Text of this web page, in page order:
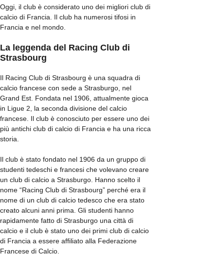
Oggi, il club è considerato uno dei migliori club di
calcio di Francia. Il club ha numerosi tifosi in
Francia e nel mondo.
La leggenda del Racing Club di
Strasbourg
Il Racing Club di Strasbourg è una squadra di
calcio francese con sede a Strasburgo, nel
Grand Est. Fondata nel 1906, attualmente gioca
in Ligue 2, la seconda divisione del calcio
francese. Il club è conosciuto per essere uno dei
più antichi club di calcio di Francia e ha una ricca
storia.
Il club è stato fondato nel 1906 da un gruppo di
studenti tedeschi e francesi che volevano creare
un club di calcio a Strasburgo. Hanno scelto il
nome “Racing Club di Strasbourg” perché era il
nome di un club di calcio tedesco che era stato
creato alcuni anni prima. Gli studenti hanno
rapidamente fatto di Strasburgo una città di
calcio e il club è stato uno dei primi club di calcio
di Francia a essere affiliato alla Federazione
Francese di Calcio.